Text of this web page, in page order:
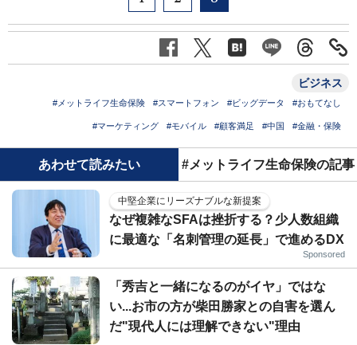
ビジネス
#メットライフ生命保険 #スマートフォン #ビッグデータ #おもてなし
#マーケティング #モバイル #顧客満足 #中国 #金融・保険
あわせて読みたい #メットライフ生命保険の記事
中堅企業にリーズナブルな新提案
なぜ複雑なSFAは挫折する？少人数組織
に最適な「名刺管理の延長」で進めるDX
Sponsored
「秀吉と一緒になるのがイヤ」ではな
い...お市の方が柴田勝家との自害を選ん
だ"現代人には理解できない"理由